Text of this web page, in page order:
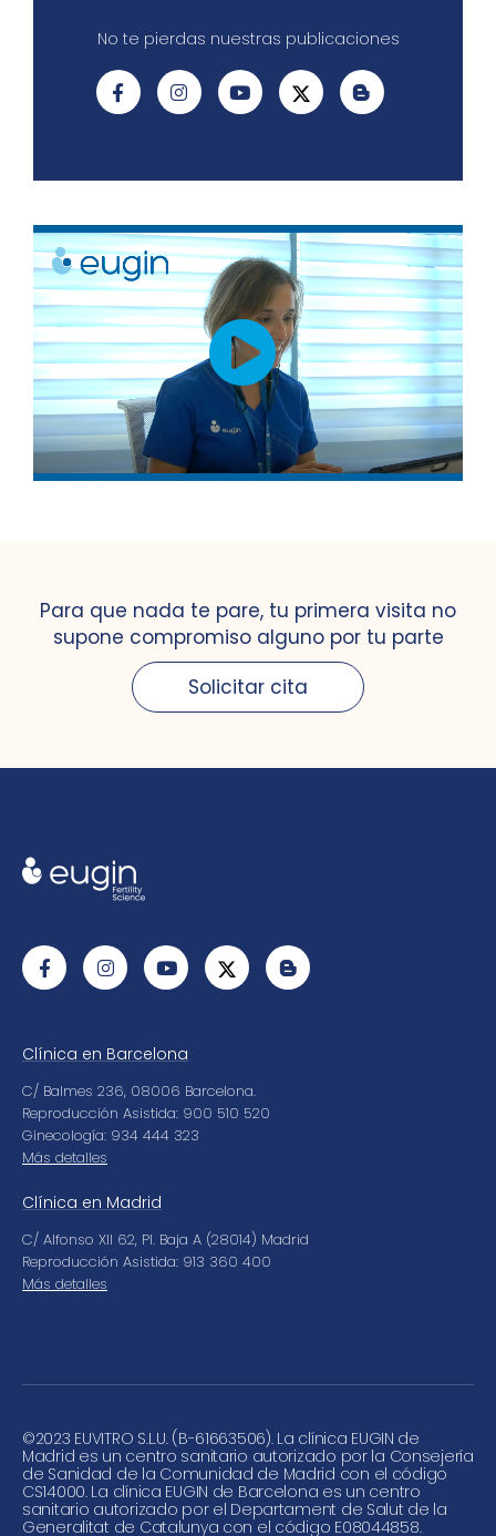
No te pierdas nuestras publicaciones
Para que nada te pare, tu primera visita no
supone compromiso alguno por tu parte
Solicitar cita
Clínica en Barcelona
C/ Balmes 236, 08006 Barcelona.
Reproducción Asistida: 900 510 520
Ginecología: 934 444 323
Más detalles
Clínica en Madrid
C/ Alfonso XII 62, Pl. Baja A (28014) Madrid
Reproducción Asistida: 913 360 400
Más detalles
©2023 EUVITRO S.L.U. (B-61663506). La clínica EUGIN de
Madrid es un centro sanitario autorizado por la Consejería
de Sanidad de la Comunidad de Madrid con el código
CS14000. La clínica EUGIN de Barcelona es un centro
sanitario autorizado por el Departament de Salut de la
Generalitat de Catalunya con el código E08044858.